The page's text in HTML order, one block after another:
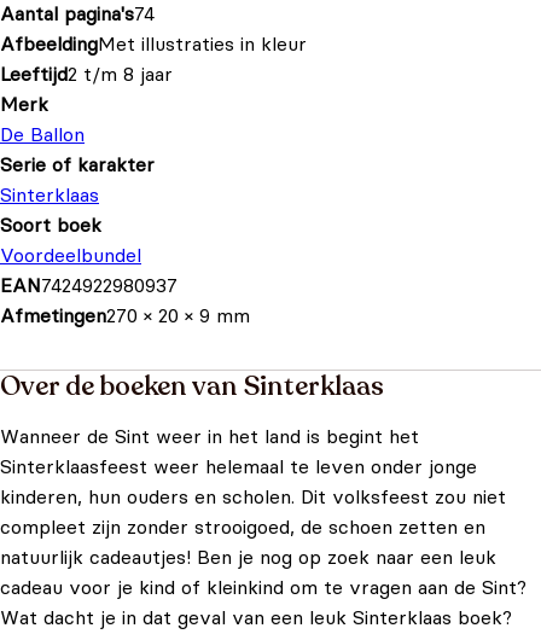
Aantal pagina's74
AfbeeldingMet illustraties in kleur
Leeftijd2 t/m 8 jaar
Merk
De Ballon
Serie of karakter
Sinterklaas
Soort boek
Voordeelbundel
EAN7424922980937
Afmetingen270 × 20 × 9 mm
Over de boeken van Sinterklaas
Wanneer de Sint weer in het land is begint het
Sinterklaasfeest weer helemaal te leven onder jonge
kinderen, hun ouders en scholen. Dit volksfeest zou niet
compleet zijn zonder strooigoed, de schoen zetten en
natuurlijk cadeautjes! Ben je nog op zoek naar een leuk
cadeau voor je kind of kleinkind om te vragen aan de Sint?
Wat dacht je in dat geval van een leuk Sinterklaas boek?